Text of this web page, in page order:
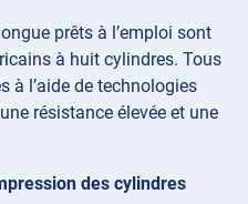
prêts à l’emploi sont
à huit cylindres. Tous
à l’aide de technologies
résistance élevée et une
des cylindres